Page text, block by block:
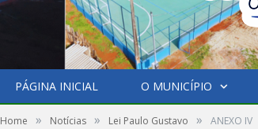
PÁGINA INICIAL O MUNICÍPIO
Home » Notícias » Lei Paulo Gustavo » ANEXO IV